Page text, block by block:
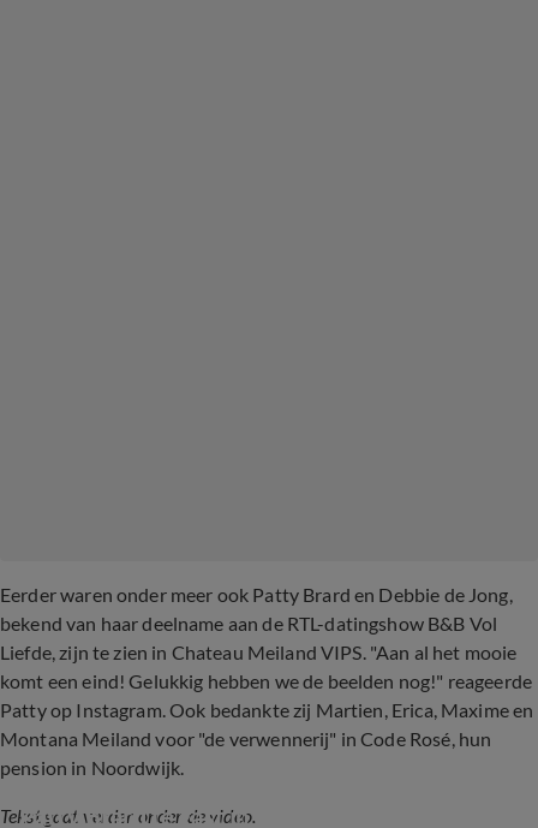
Eerder waren onder meer ook Patty Brard en Debbie de Jong,
bekend van haar deelname aan de RTL-datingshow B&B Vol
Liefde, zijn te zien in Chateau Meiland VIPS. "Aan al het mooie
komt een eind! Gelukkig hebben we de beelden nog!" reageerde
Patty op Instagram. Ook bedankte zij Martien, Erica, Maxime en
Montana Meiland voor "de verwennerij" in Code Rosé, hun
pension in Noordwijk.
Tekst gaat verder onder de video.
Patty Brard te gast in Chateau Meiland VIPS